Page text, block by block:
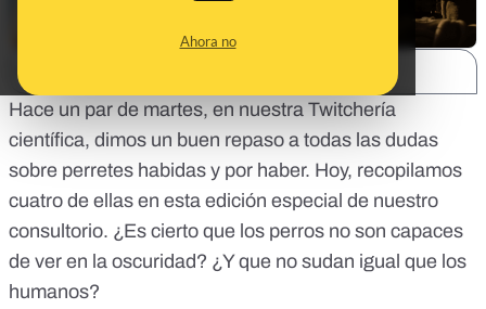
Ahora no
Hace un par de martes, en nuestra Twitchería
científica, dimos un buen repaso a todas las dudas
sobre perretes habidas y por haber. Hoy, recopilamos
cuatro de ellas en esta edición especial de nuestro
consultorio. ¿Es cierto que los perros no son capaces
de ver en la oscuridad? ¿Y que no sudan igual que los
humanos?